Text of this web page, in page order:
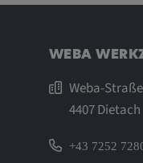
WEBA
Weba-
4407 Dietach
+43 7252